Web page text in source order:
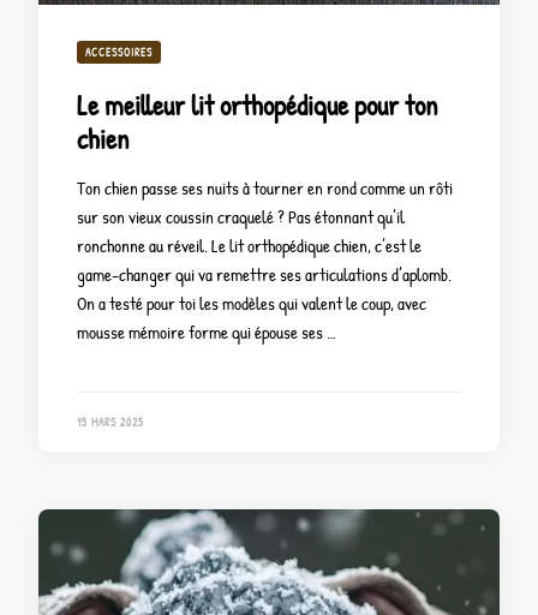
ACCESSOIRES
Le meilleur lit orthopédique pour ton
chien
Ton chien passe ses nuits à tourner en rond comme un rôti
sur son vieux coussin craquelé ? Pas étonnant qu’il
ronchonne au réveil. Le lit orthopédique chien, c’est le
game-changer qui va remettre ses articulations d’aplomb.
On a testé pour toi les modèles qui valent le coup, avec
mousse mémoire forme qui épouse ses …
15 MARS 2025